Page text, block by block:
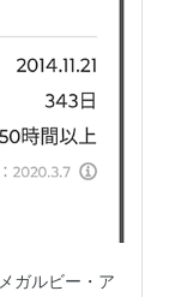
ガルビー・ア